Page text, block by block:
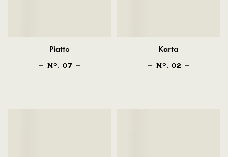
Piatto
NO . 07
Karta
NO . 02